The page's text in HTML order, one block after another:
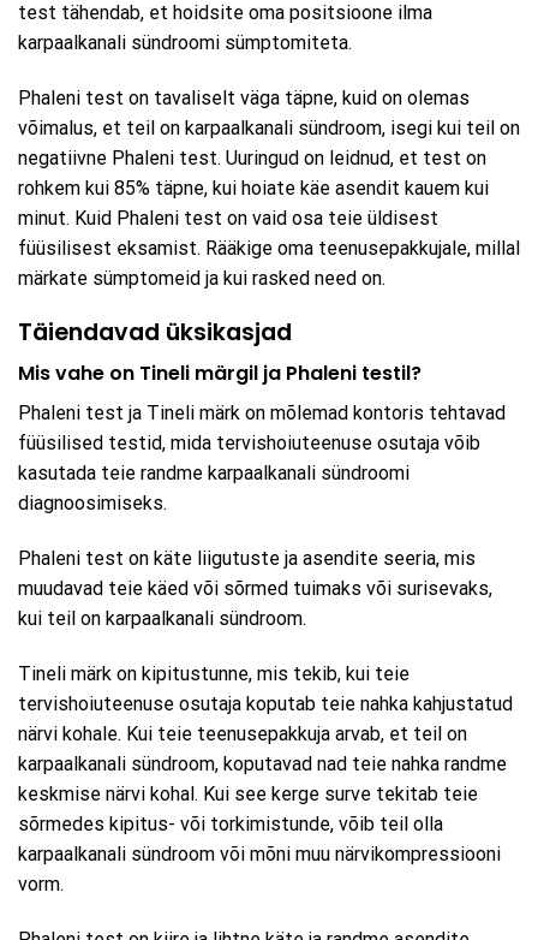
test tähendab, et hoidsite oma positsioone ilma
karpaalkanali sündroomi sümptomiteta.
Phaleni test on tavaliselt väga täpne, kuid on olemas
võimalus, et teil on karpaalkanali sündroom, isegi kui teil on
negatiivne Phaleni test. Uuringud on leidnud, et test on
rohkem kui 85% täpne, kui hoiate käe asendit kauem kui
minut. Kuid Phaleni test on vaid osa teie üldisest
füüsilisest eksamist. Rääkige oma teenusepakkujale, millal
märkate sümptomeid ja kui rasked need on.
Täiendavad üksikasjad
Mis vahe on Tineli märgil ja Phaleni testil?
Phaleni test ja Tineli märk on mõlemad kontoris tehtavad
füüsilised testid, mida tervishoiuteenuse osutaja võib
kasutada teie randme karpaalkanali sündroomi
diagnoosimiseks.
Phaleni test on käte liigutuste ja asendite seeria, mis
muudavad teie käed või sõrmed tuimaks või surisevaks,
kui teil on karpaalkanali sündroom.
Tineli märk on kipitustunne, mis tekib, kui teie
tervishoiuteenuse osutaja koputab teie nahka kahjustatud
närvi kohale. Kui teie teenusepakkuja arvab, et teil on
karpaalkanali sündroom, koputavad nad teie nahka randme
keskmise närvi kohal. Kui see kerge surve tekitab teie
sõrmedes kipitus- või torkimistunde, võib teil olla
karpaalkanali sündroom või mõni muu närvikompressiooni
vorm.